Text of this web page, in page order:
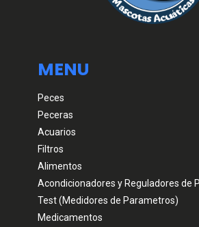
MENU
Peces
Peceras
Acuarios
Filtros
Alimentos
Acondicionadores y Reguladores de
Test (Medidores de Parametros)
Medicamentos